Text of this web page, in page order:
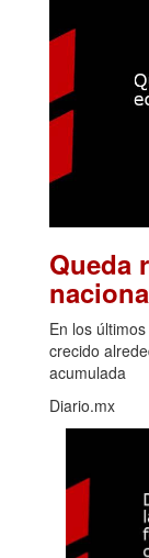
Queda
En los
crecido
acumulada
Diario.mx